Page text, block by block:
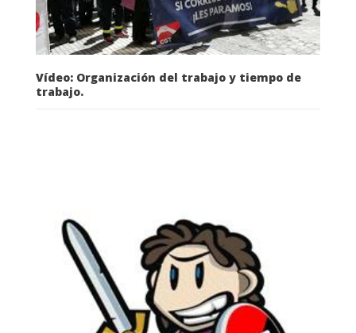
Vídeo: Organización del trabajo y tiempo de
trabajo.